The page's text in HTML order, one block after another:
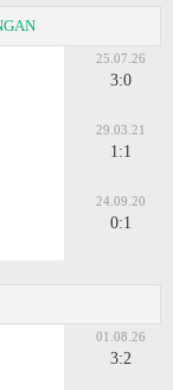
25.07.26
3:0
29.03.21
1:1
24.09.20
0:1
01.08.26
3:2